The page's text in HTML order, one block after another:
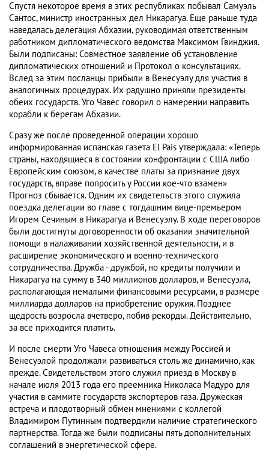
Спустя некоторое время в этих республиках побывал Самуэль
Сантос, министр иностранных дел Никарагуа. Еще раньше туда
наведалась делегация Абхазии, руководимая ответственным
работником дипломатического ведомства Максимом Гвинджия.
Были подписаны: Совместное заявление об установление
дипломатических отношений и Протокол о консультациях.
Вслед за этим посланцы прибыли в Венесуэлу для участия в
аналогичных процедурах. Их радушно приняли президенты
обеих государств. Уго Чавес говорил о намерении направить
корабли к берегам Абхазии.
Сразу же после проведенной операции хорошо
информированная испанская газета El Pais утверждала: «Теперь
страны, находящиеся в состоянии конфронтации с США либо
Европейским союзом, в качестве платы за признание двух
государств, вправе попросить у России кое-что взамен»
Прогноз сбывается. Одним их свидетельств этого служила
поездка делегации во главе с тогдашним вице-премьером
Игорем Сечиным в Никарагуа и Венесуэлу. В ходе переговоров
были достигнуты договоренности об оказании значительной
помощи в налаживании хозяйственной деятельности, и в
расширение экономического и военно-технического
сотрудничества. Дружба - дружбой, но кредиты получили и
Никарагуа на сумму в 340 миллионов долларов, и Венесуэла,
располагающая немалыми финансовыми ресурсами, в размере
миллиарда долларов на приобретение оружия. Позднее
щедрость возросла вчетверо, побив рекорды. Действительно,
за все приходится платить.
И после смерти Уго Чавеса отношения между Россией и
Венесуэлой продолжали развиваться столь же динамично, как
прежде. Свидетельством этого служил приезд в Москву в
начале июля 2013 года его преемника Николаса Мадуро для
участия в саммите государств экспортеров газа. Дружеская
встреча и плодотворный обмен мнениями с коллегой
Владимиром Путинным подтвердили наличие стратегического
партнерства. Тогда же были подписаны пять дополнительных
соглашений в энергетической сфере.